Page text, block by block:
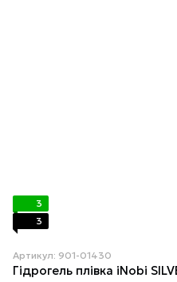
3
3
Артикул: 901-01430
Гідрогель плівка iNobi